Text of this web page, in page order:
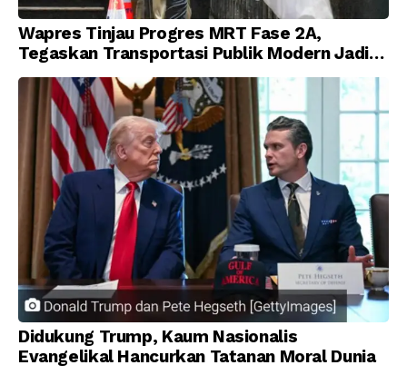
Wapres Tinjau Progres MRT Fase 2A,
Tegaskan Transportasi Publik Modern Jadi
Prioritas Nasional
Didukung Trump, Kaum Nasionalis
Evangelikal Hancurkan Tatanan Moral Dunia